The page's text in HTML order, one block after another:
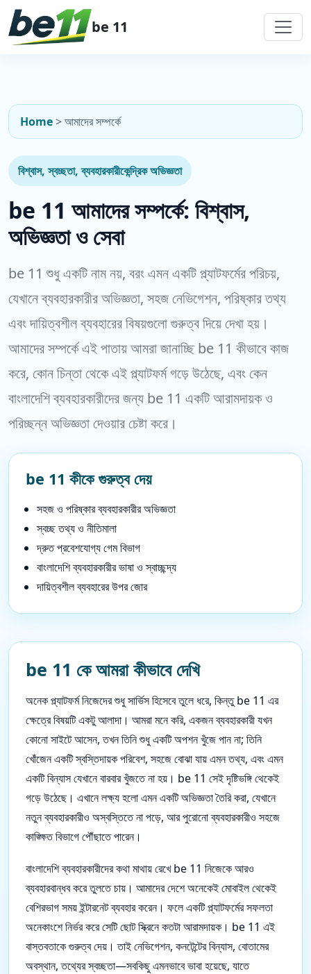
be 11
Home>আমাদের সম্পর্কে
বিশ্বাস, স্বচ্ছতা, ব্যবহারকারীকেন্দ্রিক অভিজ্ঞতা
be 11 আমাদের সম্পর্কে: বিশ্বাস,
অভিজ্ঞতা ও সেবা
be 11 শুধু একটি নাম নয়, বরং এমন একটি প্ল্যাটফর্মের পরিচয়,
যেখানে ব্যবহারকারীর অভিজ্ঞতা, সহজ নেভিগেশন, পরিষ্কার তথ্য
এবং দায়িত্বশীল ব্যবহারের বিষয়গুলো গুরুত্ব দিয়ে দেখা হয়।
আমাদের সম্পর্কে এই পাতায় আমরা জানাচ্ছি be 11 কীভাবে কাজ
করে, কোন চিন্তা থেকে এই প্ল্যাটফর্ম গড়ে উঠেছে, এবং কেন
বাংলাদেশি ব্যবহারকারীদের জন্য be 11 একটি আরামদায়ক ও
পরিচ্ছন্ন অভিজ্ঞতা দেওয়ার চেষ্টা করে।
be 11 কীকে গুরুত্ব দেয়
সহজ ও পরিষ্কার ব্যবহারকারীর অভিজ্ঞতা
স্বচ্ছ তথ্য ও নীতিমালা
দ্রুত প্রবেশযোগ্য গেম বিভাগ
বাংলাদেশি ব্যবহারকারীর ভাষা ও স্বাচ্ছন্দ্য
দায়িত্বশীল ব্যবহারের উপর জোর
be 11 কে আমরা কীভাবে দেখি
অনেক প্ল্যাটফর্ম নিজেদের শুধু সার্ভিস হিসেবে তুলে ধরে, কিন্তু be 11 এর
ক্ষেত্রে বিষয়টি একটু আলাদা। আমরা মনে করি, একজন ব্যবহারকারী যখন
কোনো সাইটে আসেন, তখন তিনি শুধু একটি অপশন খুঁজে পান না; তিনি
খোঁজেন একটি স্বস্তিদায়ক পরিবেশ, সহজে বোঝা যায় এমন তথ্য, এবং এমন
একটি বিন্যাস যেখানে বারবার খুঁজতে না হয়। be 11 সেই দৃষ্টিভঙ্গি থেকেই
গড়ে উঠেছে। এখানে লক্ষ্য হলো এমন একটি অভিজ্ঞতা তৈরি করা, যেখানে
নতুন ব্যবহারকারীও অস্বস্তিতে না পড়ে, আর পুরোনো ব্যবহারকারীও সহজে
কাঙ্ক্ষিত বিভাগে পৌঁছাতে পারেন।
বাংলাদেশি ব্যবহারকারীদের কথা মাথায় রেখে be 11 নিজেকে আরও
ব্যবহারবান্ধব করে তুলতে চায়। আমাদের দেশে অনেকেই মোবাইল থেকেই
বেশিরভাগ সময় ইন্টারনেট ব্যবহার করেন। ফলে একটি প্ল্যাটফর্মের সফলতা
অনেকাংশে নির্ভর করে সেটি ছোট স্ক্রিনে কতটা আরামদায়ক। be 11 এই
বাস্তবতাকে গুরুত্ব দেয়। তাই নেভিগেশন, কনটেন্টের বিন্যাস, বোতামের
অবস্থান, তথ্যের স্বচ্ছতা—সবকিছু এমনভাবে ভাবা হয়েছে, যাতে